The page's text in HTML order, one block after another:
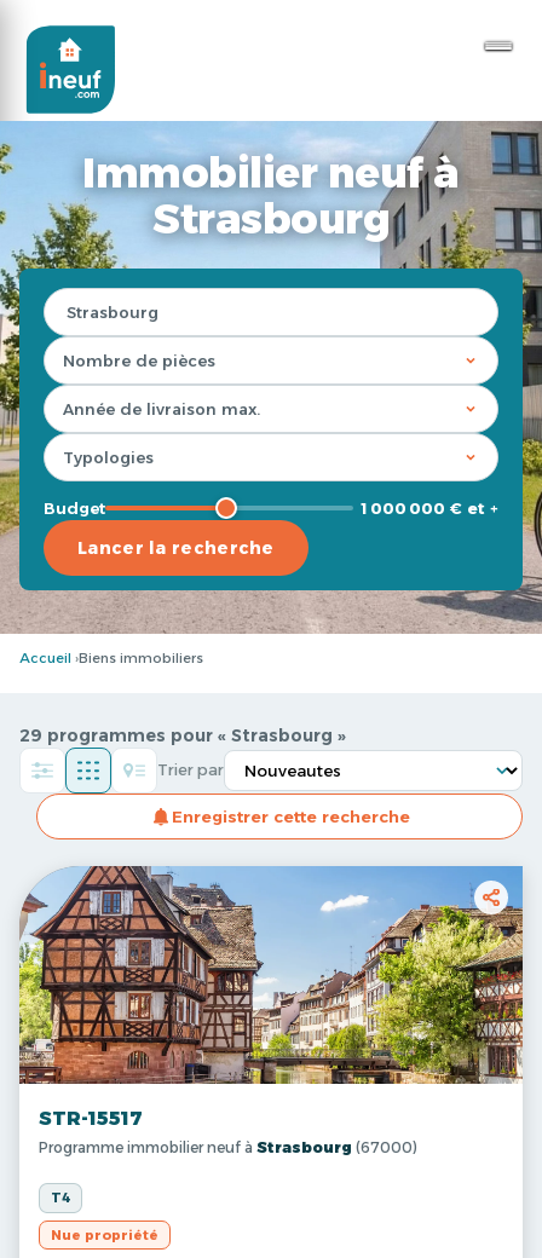
Immobilier neuf à
Strasbourg
Budget 1 000 000 € et +
Lancer la recherche
Accueil Biens immobiliers
29 programmes pour « Strasbourg »
Enregistrer cette recherche
Trier par
STR-15517
Programme immobilier neuf à Strasbourg (67000)
T4
Nue propriété